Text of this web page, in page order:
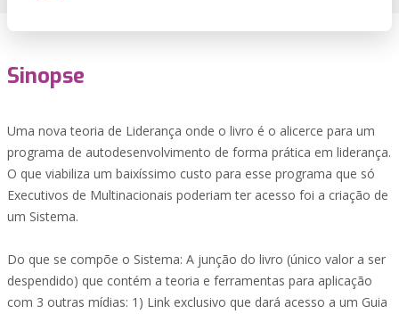
Sinopse
Uma nova teoria de Liderança onde o livro é o alicerce para um
programa de autodesenvolvimento de forma prática em liderança.
O que viabiliza um baixíssimo custo para esse programa que só
Executivos de Multinacionais poderiam ter acesso foi a criação de
um Sistema.
Do que se compõe o Sistema: A junção do livro (único valor a ser
despendido) que contém a teoria e ferramentas para aplicação
com 3 outras mídias: 1) Link exclusivo que dará acesso a um Guia